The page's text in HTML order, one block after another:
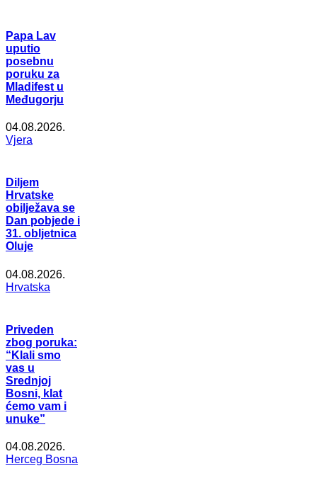
Papa Lav
uputio
posebnu
poruku za
Mladifest u
Međugorju
04.08.2026.
Vjera
Diljem
Hrvatske
obilježava se
Dan pobjede i
31. obljetnica
Oluje
04.08.2026.
Hrvatska
Priveden
zbog poruka:
“Klali smo
vas u
Srednjoj
Bosni, klat
ćemo vam i
unuke”
04.08.2026.
Herceg Bosna